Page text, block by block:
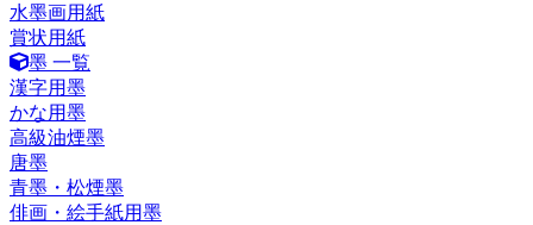
水墨画用紙
賞状用紙
墨 一覧
漢字用墨
かな用墨
高級油煙墨
唐墨
青墨・松煙墨
俳画・絵手紙用墨